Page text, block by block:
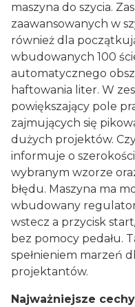
maszyna do szycia.
zaawansowanych w
również dla
wbudowanych 100
automatycznego
haftowania liter. W
powiększający pole
zajmujących się
dużych projektów.
informuje o szerokości
wybranym wzorze
błędu. Maszyna ma
wbudowany regulator
wstecz a przycisk
bez pomocy pedału.
spełnieniem marzeń
projektantów.
Najważniejsze